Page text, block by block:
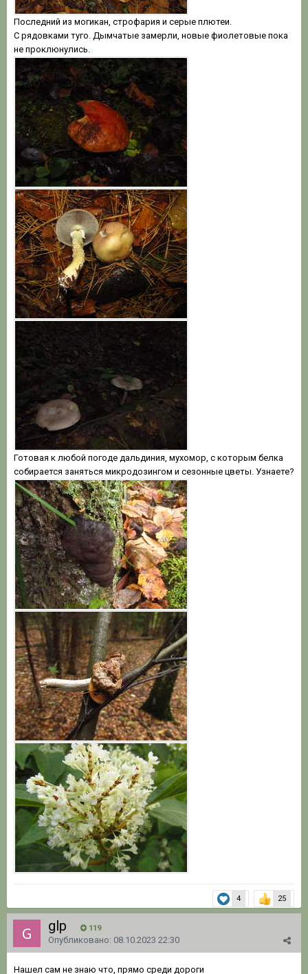
Последний из могикан, строфария и серые плютеи.
С рядовками туго. Дымчатые замерли, новые фиолетовые пока
не проклюнулись.
Готовая к любой погоде дальдиния, мухомор, с которым белка
собирается заняться микродозингом и сезонные цветы. Узнаете?
4 25
glp 119
Опубликовано: 08.10.2023 22:30
Нашел сам не знаю что, прямо среди дороги